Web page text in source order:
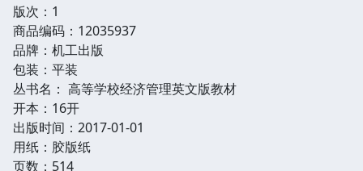
版次：1
商品编码：12035937
品牌：机工出版
包装：平装
丛书名： 高等学校经济管理英文版教材
开本：16开
出版时间：2017-01-01
用纸：胶版纸
页数：514